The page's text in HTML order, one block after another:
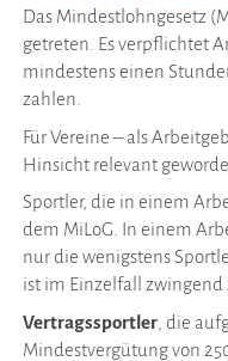
Das Mindestlohngesetz
getreten. Es verpflichtet
mindestens einen
zahlen.
Für Vereine – als
Hinsicht relevant
Sportler, die in einem
dem MiLoG. In einem
nur die wenigstens
ist im Einzelfall zwingend
Vertragssportler, die
Mindestvergütung von